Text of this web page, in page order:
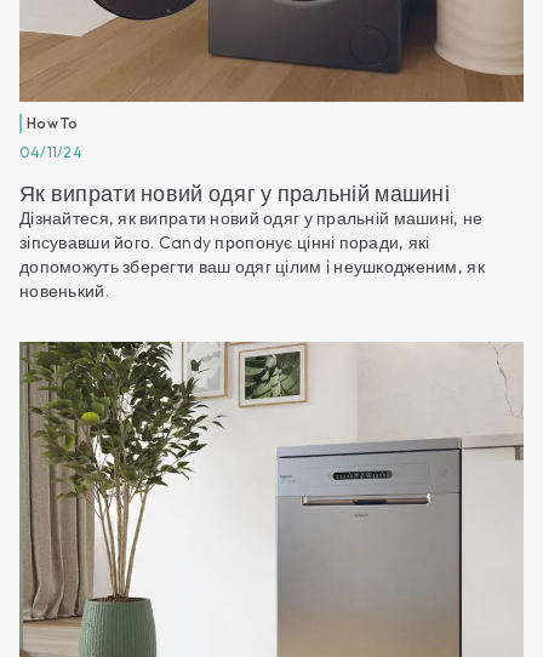
How To
04/11/24
Як випрати новий одяг у пральній машині
Дізнайтеся, як випрати новий одяг у пральній машині, не
зіпсувавши його. Candy пропонує цінні поради, які
допоможуть зберегти ваш одяг цілим і неушкодженим, як
новенький.